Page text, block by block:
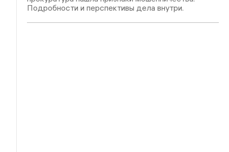
Подробности и перспективы дела внутри.